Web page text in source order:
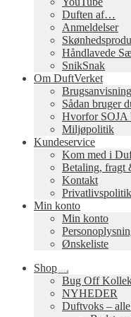
Duften af…
Anmeldelser
Håndlavede
SnikSnak
Om DuftVerket
Brugsanvisning
Sådan bruger
Hvorfor SOJA
Miljøpolitik
Kundeservice
Kom med i
Betaling, fragt
Kontakt
Privatlivspolitik
Min konto
Min konto
Ønskeliste
Shop
Udfold
undermenu
Bug Off
NYHEDER
Duftvoks –